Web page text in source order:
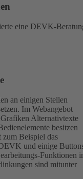
eine DEVK-
an einigen Stellen
Im Webangebot
Alternativtexte
besitzen
zum Beispiel das
und einige
Funktionen
sind mitunter